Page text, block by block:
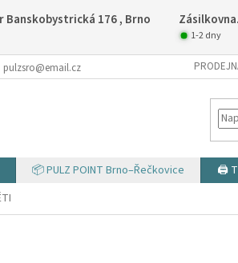
Banskobystrická 176 , Brno
1-2 dny
pulzsro@email.cz
📦 PULZ POINT Brno–Řečkovice 🖨️